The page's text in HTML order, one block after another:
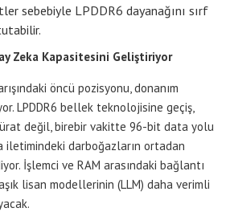
sebebiyle LPDDR6 dayanağını sırf
Zeka Kapasitesini Geliştiriyor
öncü pozisyonu, donanım
LPDDR6 bellek teknolojisine geçiş,
değil, birebir vakitte 96-bit data yolu
iletimindeki darboğazların ortadan
İşlemci ve RAM arasındaki bağlantı
lisan modellerinin (LLM) daha verimli